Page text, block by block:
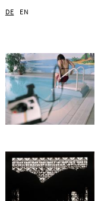
DE EN